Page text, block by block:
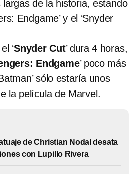
de la historia, estando
Endgame’ y el ‘Snyder
‘Snyder Cut’ dura 4 horas,
Endgame’ poco más
sólo estaría unos
la película de Marvel.
de Christian Nodal desata
con Lupillo Rivera